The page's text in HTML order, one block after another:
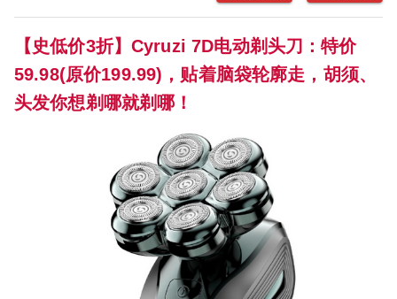
【史低价3折】Cyruzi 7D电动剃头刀：特价
59.98(原价199.99)，贴着脑袋轮廓走，胡须、
头发你想剃哪就剃哪！